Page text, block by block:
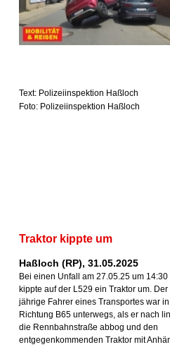
Text: Polizeiinspektion Haßloch
Foto: Polizeiinspektion Haßloch
Traktor kippte um
Haßloch (RP), 31.05.2025
Bei einen Unfall am 27.05.25 um 14:30
kippte auf der L529 ein Traktor um. Der
jährige Fahrer eines Transportes war in
Richtung B65 unterwegs, als er nach
die Rennbahnstraße abbog und den
entgegenkommenden Traktor mit